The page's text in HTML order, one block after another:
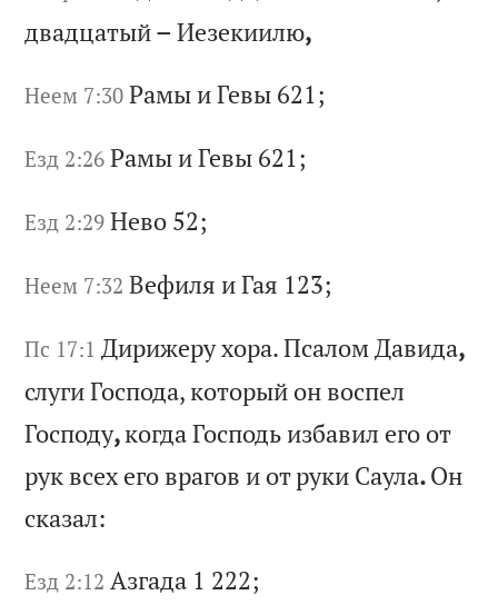
двадцатый– Иезекиилю,
Неем 7:30 Рамы иГевы 621;
Езд 2:26 Рамы иГевы 621;
Езд 2:29 Нево 52;
Неем 7:32 Вефиля иГая 123;
Пс 17:1 Дирижерухора.ПсаломДавида,
слугиГоспода, который он воспел
Господу,когдаГосподь избавил его от
рук всехего врагов и отруки Саула.Он
сказал:
Езд 2:12 Азгада 1 222;